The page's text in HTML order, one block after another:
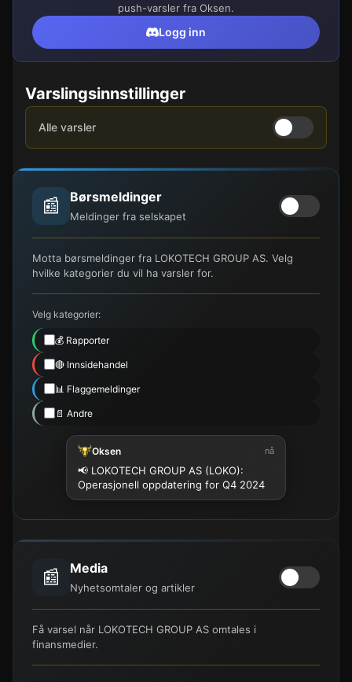
push-varsler fra Oksen.
Logg inn
Varslingsinnstillinger
Alle varsler
📰 Børsmeldinger
Meldinger fra selskapet
Motta børsmeldinger fra LOKOTECH GROUP AS. Velg
hvilke kategorier du vil ha varsler for.
Velg kategorier:
💰 Rapporter
🔴 Innsidehandel
📊 Flaggemeldinger
📄 Andre
Oksen nå
📢 LOKOTECH GROUP AS (LOKO):
Operasjonell oppdatering for Q4 2024
📰 Media
Nyhetsomtaler og artikler
Få varsel når LOKOTECH GROUP AS omtales i
finansmedier.